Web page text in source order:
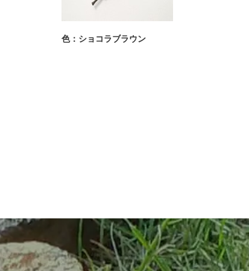
色：ショコラブラウン